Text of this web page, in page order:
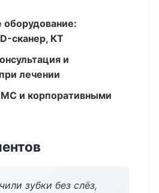
сканер, КТ
и
лечении
и корпоративными
зубки без слёз,